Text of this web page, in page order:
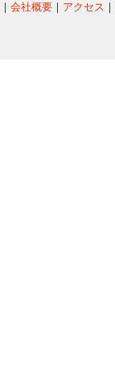
｜ 会社概要 ｜ アクセス ｜